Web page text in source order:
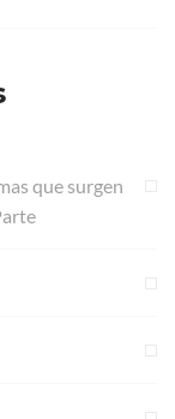
que surgen